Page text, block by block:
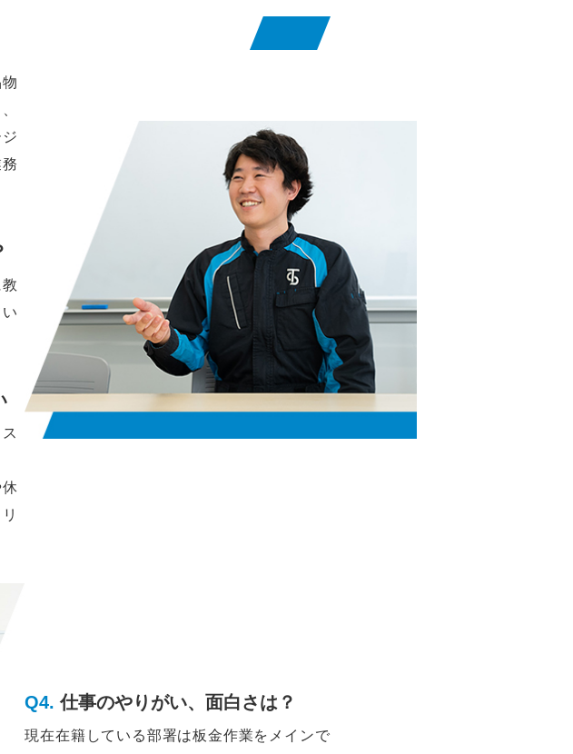
仕事のやりがい、面白さは？
現在在籍している部署は板金作業をメインで